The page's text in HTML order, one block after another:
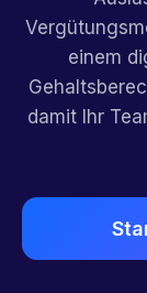
einem
damit Ihr